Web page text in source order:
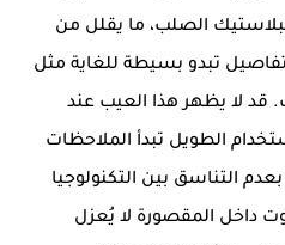
الصلب، ما يقلل من
تبدو بسيطة للغاية مثل
قد لا يظهر هذا العيب عند
الطويل تبدأ الملاحظات
التناسق بين التكنولوجيا
داخل المقصورة لا يُعزل